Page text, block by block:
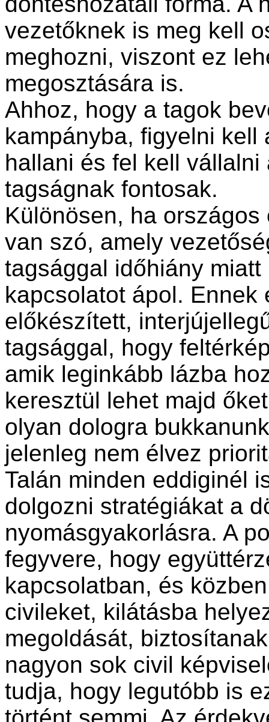
vezetőknek is meg kell
meghozni, viszont ez
megosztására is.
Ahhoz, hogy a tagok
kampányba, figyelni kell
hallani és fel kell
tagságnak fontosak.
Különösen, ha
van szó, amely
tagsággal időhiány
kapcsolatot ápol. Ennek
előkészített,
tagsággal, hogy
amik leginkább lázba
keresztül lehet majd
olyan dologra
jelenleg nem élvez
Talán minden eddiginél
dolgozni stratégiákat a
nyomásgyakorlásra. A
fegyvere, hogy
kapcsolatban, és
civileket, kilátásba
megoldását,
nagyon sok civil
tudja, hogy legutóbb is